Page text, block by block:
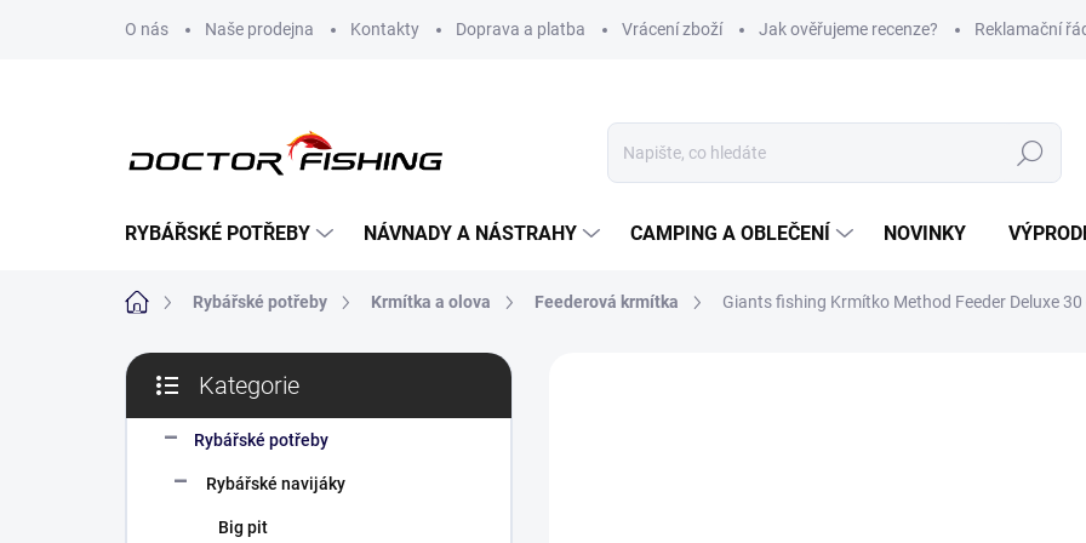
O nás Naše prodejna Kontakty Doprava a platba Vrácení zboží Jak ověřujeme recenze? Reklamační
Hledat
RYBÁŘSKÉ POTŘEBY NÁVNADY A NÁSTRAHY CAMPING A OBLEČENÍ NOVINKY
Domů Rybářské potřeby Krmítka a olova Feederová krmítka Giants fishing Krmítko Method Feeder Deluxe 30
P
s
kategorie
Kategorie
Rybářské potřeby
Rybářské navijáky
Big pit